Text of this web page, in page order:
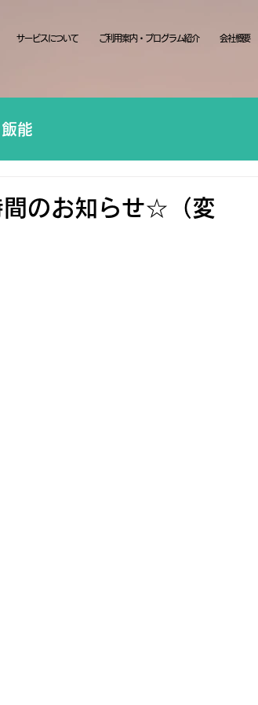
サービスについて ご利用案内・プログラム紹介 会社概要
飯能
のお知らせ☆（変